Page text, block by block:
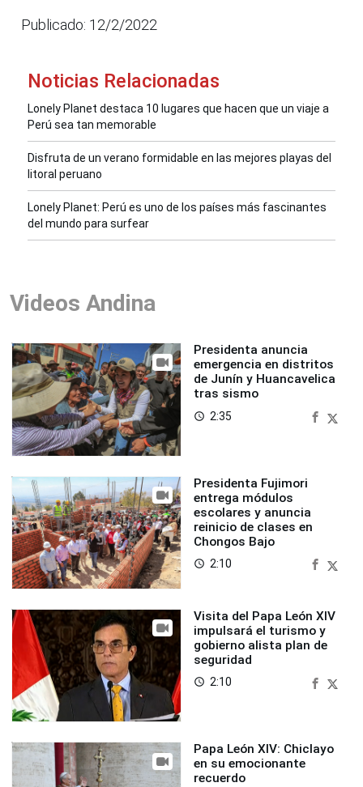
Publicado: 12/2/2022
Noticias Relacionadas
Lonely Planet destaca 10 lugares que hacen que un viaje a
Perú sea tan memorable
Disfruta de un verano formidable en las mejores playas del
litoral peruano
Lonely Planet: Perú es uno de los países más fascinantes
del mundo para surfear
Videos Andina
Presidenta anuncia
emergencia en distritos
de Junín y Huancavelica
tras sismo
access_time 2:35
Presidenta Fujimori
entrega módulos
escolares y anuncia
reinicio de clases en
Chongos Bajo
access_time 2:10
Visita del Papa León XIV
impulsará el turismo y
gobierno alista plan de
seguridad
access_time 2:10
Papa León XIV: Chiclayo
en su emocionante
recuerdo